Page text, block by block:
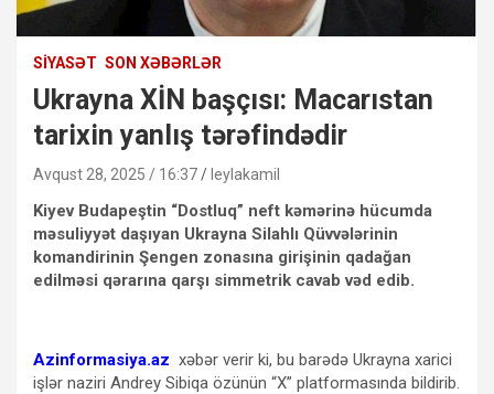
SIYASƏT SON XƏBƏRLƏR
Ukrayna XİN başçısı: Macarıstan
tarixin yanlış tərəfindədir
Avqust 28, 2025 / 16:37 leylakamil
Kiyev Budapeştin “Dostluq” neft kəmərinə hücumda
məsuliyyət daşıyan Ukrayna Silahlı Qüvvələrinin
komandirinin Şengen zonasına girişinin qadağan
edilməsi qərarına qarşı simmetrik cavab vəd edib.
Azinformasiya.az xəbər verir ki, bu barədə Ukrayna xarici
işlər naziri Andrey Sibiqa özünün “X” platformasında bildirib.